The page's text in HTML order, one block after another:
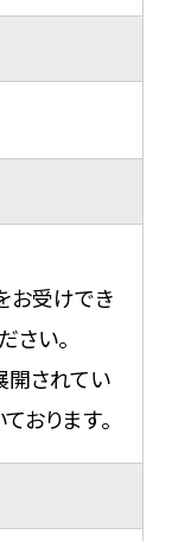
受けでき
さい。
されてい
おります。